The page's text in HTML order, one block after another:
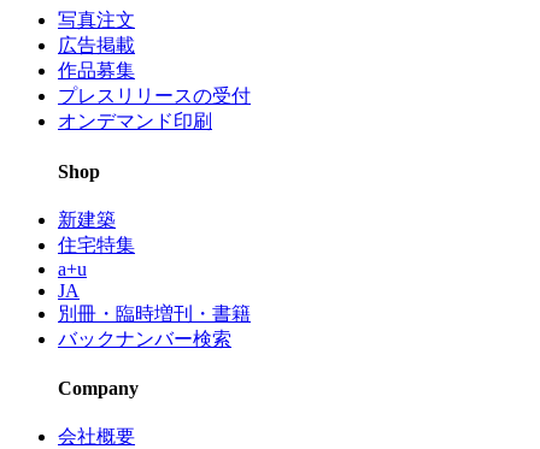
写真注文
広告掲載
作品募集
プレスリリースの受付
オンデマンド印刷
Shop
新建築
住宅特集
a+u
JA
別冊・臨時増刊・書籍
バックナンバー検索
Company
会社概要